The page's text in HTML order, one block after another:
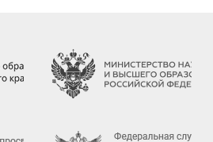
в сфере
оценки качества